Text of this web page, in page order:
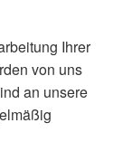
Ihrer
von uns
an unsere